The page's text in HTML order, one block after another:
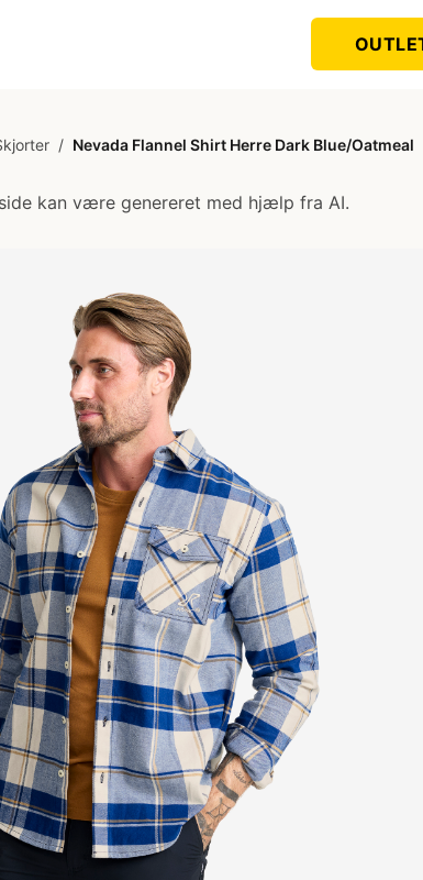
/ Nevada Flannel Shirt Herre Dark Blue/Oatmeal
kan være genereret med hjælp fra AI.